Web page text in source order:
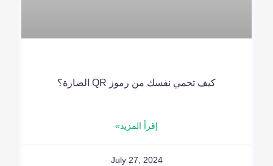
كيف تحمي نفسك من رموز QR الضارة؟
إقرأ المزيد»
July 27, 2024